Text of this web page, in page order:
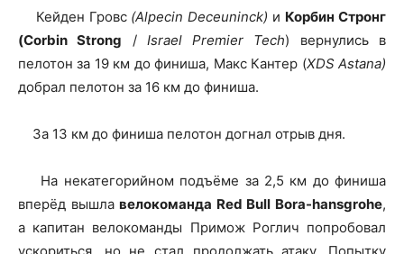
Кейден Гровс (Alpecin Deceuninck) и Корбин Стронг
(Corbin Strong / Israel Premier Tech) вернулись в
пелотон за 19 км до финиша, Макс Кантер (XDS Astana)
добрал пелотон за 16 км до финиша.
За 13 км до финиша пелотон догнал отрыв дня.
На некатегорийном подъёме за 2,5 км до финиша
вперёд вышлавелокоманда Red Bull Bora-hansgrohe,
а капитан велокоманды Примож Роглич попробовал